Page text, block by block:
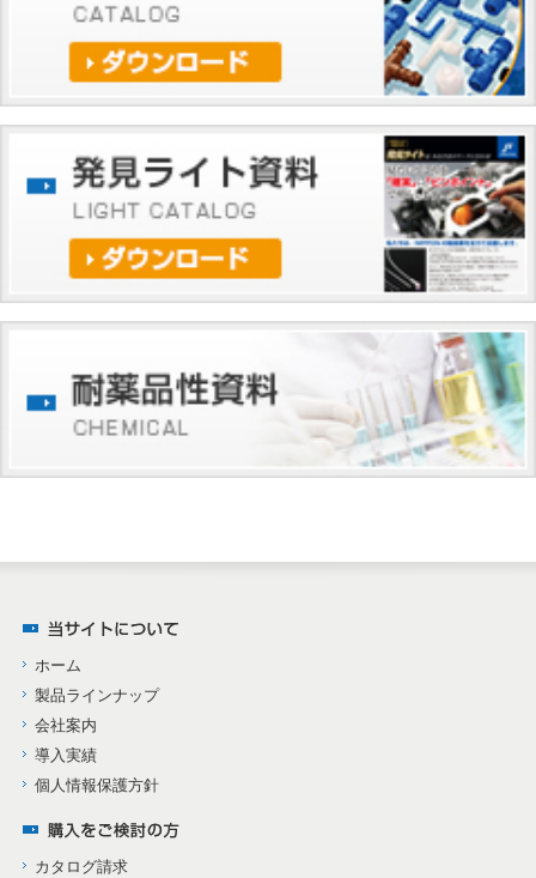
ホーム
製品ラインナップ
会社案内
導入実績
個人情報保護方針
カタログ請求